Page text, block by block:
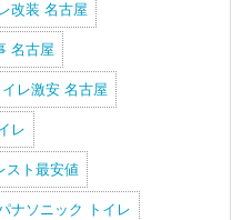
改装 名古屋
名古屋
イレ激安 名古屋
レ
スト最安値
ナソニック トイレ